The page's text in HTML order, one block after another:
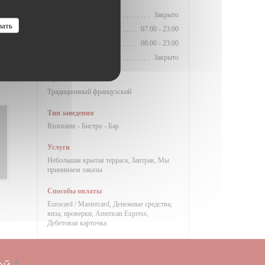
Закрыто
07:00 - 23:00
08:00 - 23:00
Закрыто
Традиционный французский
Тип заведения
Ristorante - Бистро - Бар
Услуги
Небольшая крытая терраса, Завтрак, Мы
принимаем заказы
Способы оплаты
Eurocard / Mastercard, Денежные средства,
виза, проверки, American Express,
Дебетовая карточка